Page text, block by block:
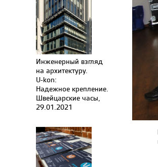
Инженерный взгляд
на архитектуру.
U-kon:
Надежное крепление.
Швейцарские часы,
29.01.2021